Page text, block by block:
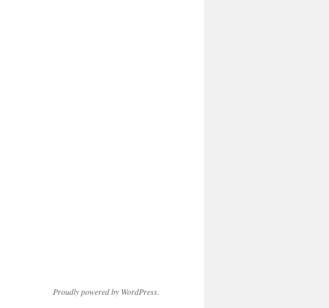
Proudly powered by WordPress.